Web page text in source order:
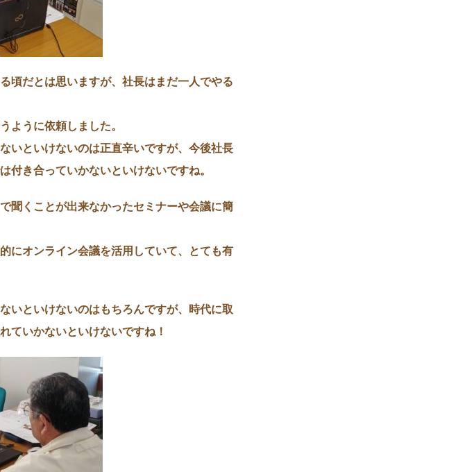
頃だとは思いますが、社長はまだ一人でやる
ように依頼しました。
いといけないのは正直辛いですが、今後社長
付き合っていかないといけないですね。
聞くことが出来なかったセミナーや会議に簡
にオンライン会議を活用していて、とても有
いといけないのはもちろんですが、時代に取
ていかないといけないですね！